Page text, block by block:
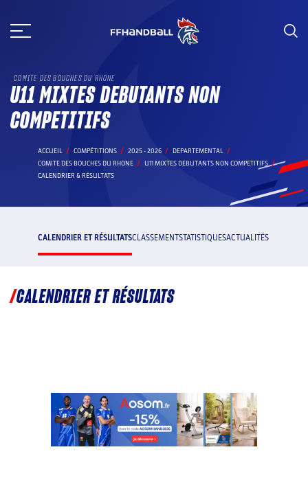
au
COMITE DES BOUCHES DU RHONE
U11 MIXTES DEBUTANTS NON
COMPETITIFS
ACCUEIL COMPÉTITIONS 2025 - 2026
DEPARTEMENTAL
COMITE DES BOUCHES DU RHONE
U11 MIXTES DEBUTANTS NON COMPETITIFS
CALENDRIER & RÉSULTATS
CALENDRIER ET RÉSULTATSCLASSEMENTSTATISTIQUESACTUALITÉS
CALENDRIER ET RÉSULTATS